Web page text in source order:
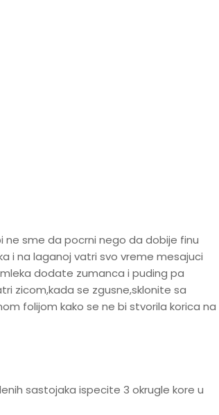
sme da pocrni nego da dobije finu
i na laganoj vatri svo vreme mesajuci
dodate zumanca i puding pa
zicom,kada se zgusne,sklonite sa
folijom kako se ne bi stvorila korica na
sastojaka ispecite 3 okrugle kore u